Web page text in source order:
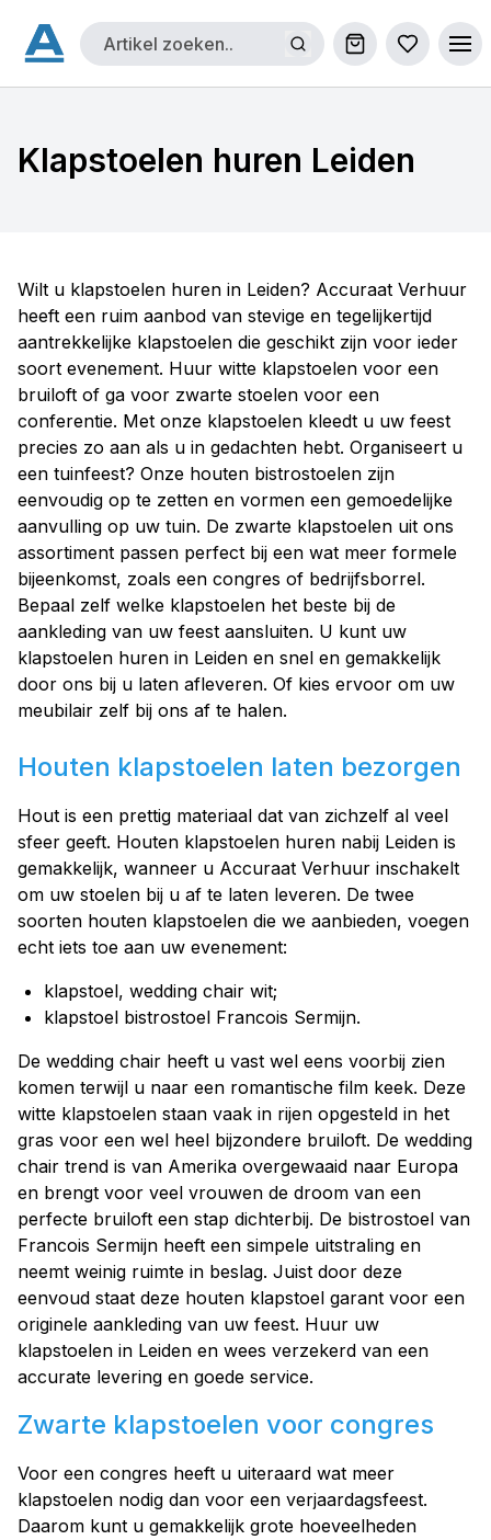
Winkelwagen
Klapstoelen huren Leiden
Wilt u klapstoelen huren in Leiden? Accuraat Verhuur
heeft een ruim aanbod van stevige en tegelijkertijd
aantrekkelijke klapstoelen die geschikt zijn voor ieder
soort evenement. Huur witte klapstoelen voor een
bruiloft of ga voor zwarte stoelen voor een
conferentie. Met onze klapstoelen kleedt u uw feest
precies zo aan als u in gedachten hebt. Organiseert u
een tuinfeest? Onze houten bistrostoelen zijn
eenvoudig op te zetten en vormen een gemoedelijke
aanvulling op uw tuin. De zwarte klapstoelen uit ons
assortiment passen perfect bij een wat meer formele
bijeenkomst, zoals een congres of bedrijfsborrel.
Bepaal zelf welke klapstoelen het beste bij de
aankleding van uw feest aansluiten. U kunt uw
klapstoelen huren in Leiden en snel en gemakkelijk
door ons bij u laten afleveren. Of kies ervoor om uw
meubilair zelf bij ons af te halen.
Houten klapstoelen laten bezorgen
Hout is een prettig materiaal dat van zichzelf al veel
sfeer geeft. Houten klapstoelen huren nabij Leiden is
gemakkelijk, wanneer u Accuraat Verhuur inschakelt
om uw stoelen bij u af te laten leveren. De twee
soorten houten klapstoelen die we aanbieden, voegen
echt iets toe aan uw evenement:
klapstoel, wedding chair wit;
klapstoel bistrostoel Francois Sermijn.
De wedding chair heeft u vast wel eens voorbij zien
komen terwijl u naar een romantische film keek. Deze
witte klapstoelen staan vaak in rijen opgesteld in het
gras voor een wel heel bijzondere bruiloft. De wedding
chair trend is van Amerika overgewaaid naar Europa
en brengt voor veel vrouwen de droom van een
perfecte bruiloft een stap dichterbij. De bistrostoel van
Francois Sermijn heeft een simpele uitstraling en
neemt weinig ruimte in beslag. Juist door deze
eenvoud staat deze houten klapstoel garant voor een
originele aankleding van uw feest. Huur uw
klapstoelen in Leiden en wees verzekerd van een
accurate levering en goede service.
Zwarte klapstoelen voor congres
Voor een congres heeft u uiteraard wat meer
klapstoelen nodig dan voor een verjaardagsfeest.
Daarom kunt u gemakkelijk grote hoeveelheden